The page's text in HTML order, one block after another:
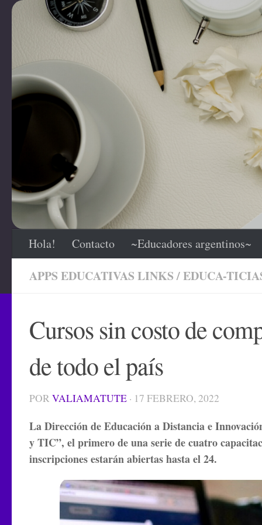
Saltar al contenido
Hola! Contacto ~Educadores argentinos~
APPS EDUCATIVAS LINKS /EDUCA-
Cursos sin costo de
de todo el país
POR VALIAMATUTE · 17 FEBRERO, 2022
La Dirección de Educación a Distancia e
y TIC”, el primero de una serie de cuatro
inscripciones estarán abiertas hasta el 24.